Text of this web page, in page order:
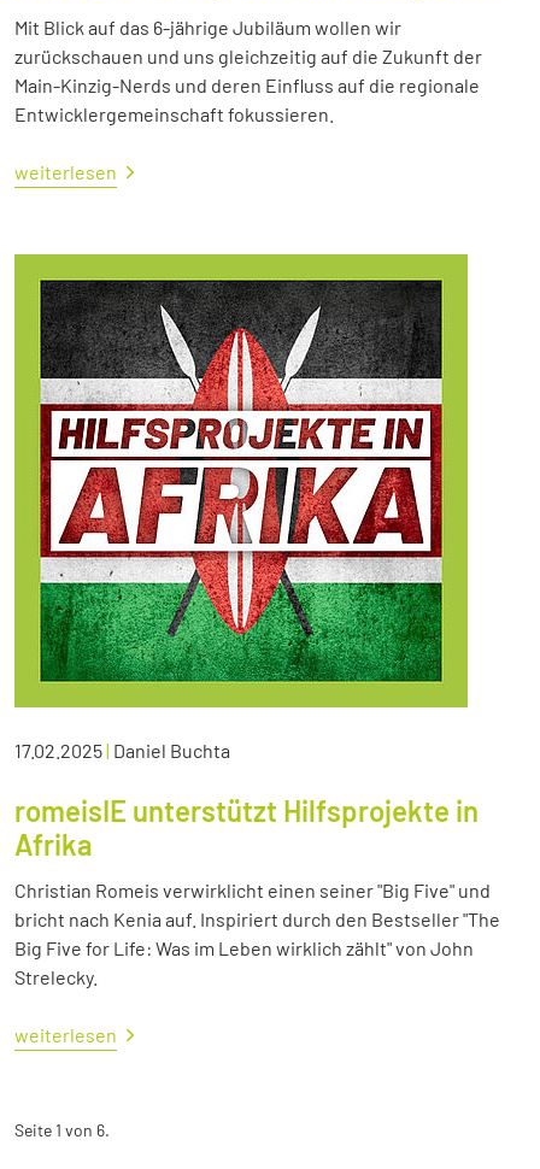
Mit Blick auf das 6-jährige Jubiläum wollen wir
zurückschauen und uns gleichzeitig auf die Zukunft der
Main-Kinzig-Nerds und deren Einfluss auf die regionale
Entwicklergemeinschaft fokussieren.
weiterlesen
17.02.2025| Daniel Buchta
romeisIE unterstützt Hilfsprojekte in
Afrika
Christian Romeis verwirklicht einen seiner "Big Five" und
bricht nach Kenia auf. Inspiriert durch den Bestseller "The
Big Five for Life: Was im Leben wirklich zählt" von John
Strelecky.
weiterlesen
Seite 1 von 6.